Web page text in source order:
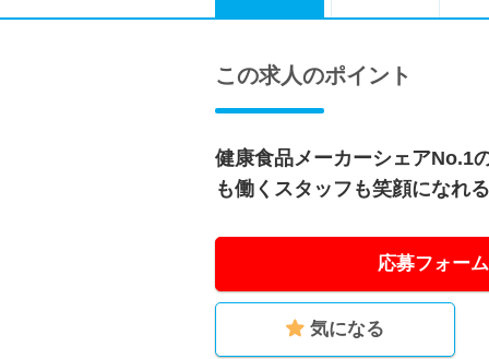
この求人のポイント
健康食品メーカーシェアNo.1
も働くスタッフも笑顔になれ
応募フォー
気になる